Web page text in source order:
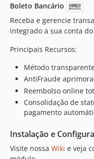
100.0.38-p1
100.0.38
100.0.37
100.0.35
100.0.33
100.0.31
100.0.30
100.0.28
100.0.27
Boleto Bancário
Receba e gerencie
integrado a sua conta do
Principais Recursos:
Método
AntiFraude
Reembolso online
Consolidação de
pagamento
Instalação e
Visite nossa Wiki e veja